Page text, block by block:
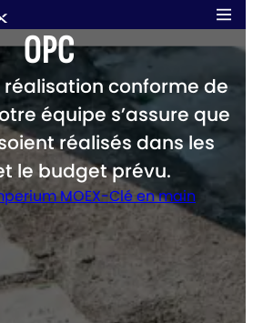
OPC
conforme de
équipe s’assure que
réalisés dans les
le budget prévu.​
MOEX-Clé en main